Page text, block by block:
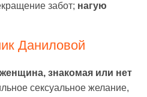
забот; нагую
Даниловой
знакомая или нет
сексуальное желание,